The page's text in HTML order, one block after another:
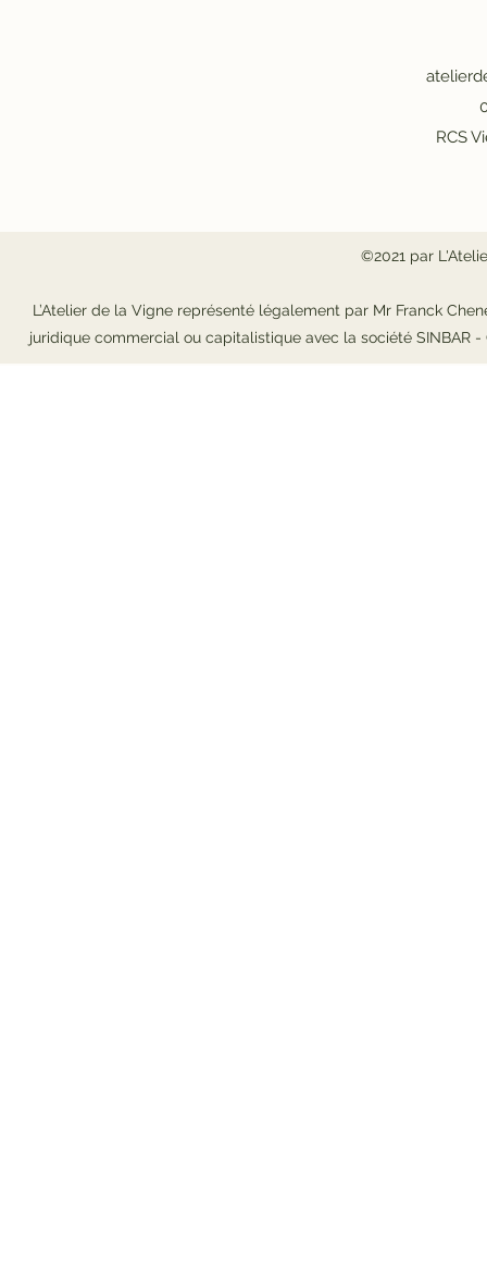
RCS
©2021 par
L’Atelier de la Vigne représenté légalement par Mr Franck
juridique commercial ou capitalistique avec la société SINBAR